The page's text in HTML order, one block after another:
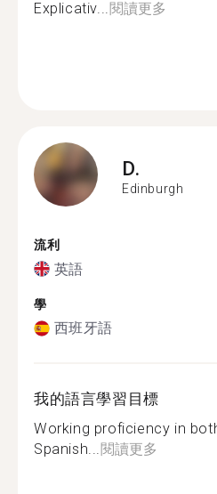
Explicativ...閱讀更多
D.
Edinburgh
流利
英語
學
西班牙語
我的語言學習目標
Working proficiency in
Spanish...閱讀更多